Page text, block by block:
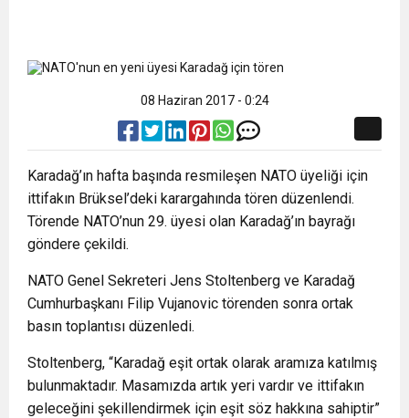
08 Haziran 2017 - 0:24
Karadağ’ın hafta başında resmileşen NATO üyeliği için
ittifakın Brüksel’deki karargahında tören düzenlendi.
Törende NATO’nun 29. üyesi olan Karadağ’ın bayrağı
göndere çekildi.
NATO Genel Sekreteri Jens Stoltenberg ve Karadağ
Cumhurbaşkanı Filip Vujanovic törenden sonra ortak
basın toplantısı düzenledi.
Stoltenberg, “Karadağ eşit ortak olarak aramıza katılmış
bulunmaktadır. Masamızda artık yeri vardır ve ittifakın
geleceğini şekillendirmek için eşit söz hakkına sahiptir”